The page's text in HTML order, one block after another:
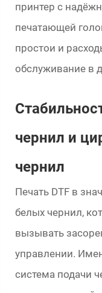
принтер с
печатающей
простои и
обслуживание в
чернил и
чернил
Печать DTF в
белых чернил,
вызывать
управлении.
система подачи